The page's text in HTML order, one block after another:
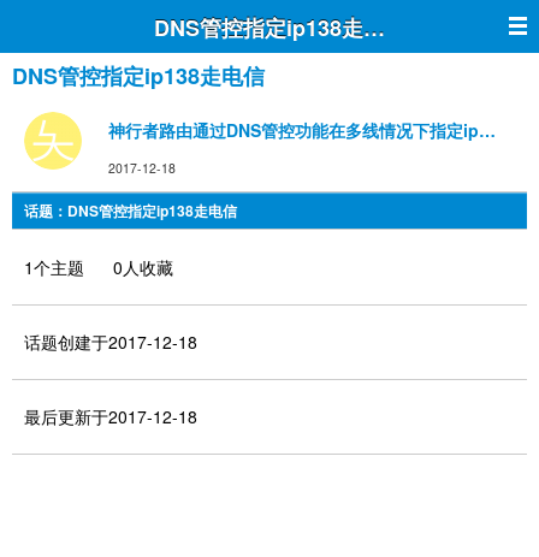
DNS管控指定ip138走电信
DNS管控指定ip138走电信
神行者路由通过DNS管控功能在多线情况下指定ip138等
2017-12-18
话题：DNS管控指定ip138走电信
1个主题 0人收藏
话题创建于2017-12-18
最后更新于2017-12-18